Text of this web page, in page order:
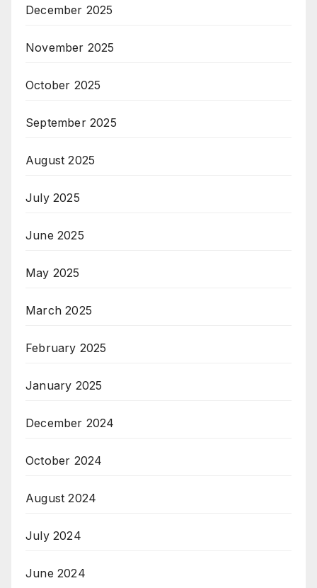
December 2025
November 2025
October 2025
September 2025
August 2025
July 2025
June 2025
May 2025
March 2025
February 2025
January 2025
December 2024
October 2024
August 2024
July 2024
June 2024